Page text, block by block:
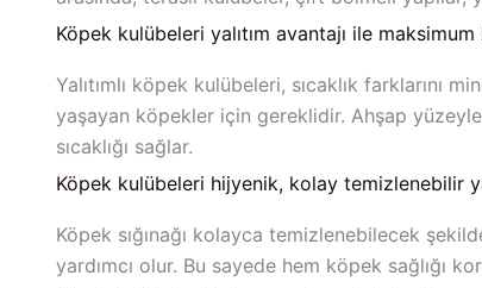
Köpek kulübeleri yalıtım avantajı ile
Yalıtımlı köpek kulübeleri, sıcaklık farklarını
yaşayan köpekler için gereklidir. Ahşap
sıcaklığı sağlar.
Köpek kulübeleri hijyenik, kolay temizlenebilir
Köpek sığınağı kolayca temizlenebilecek
yardımcı olur. Bu sayede hem köpek sağlığı